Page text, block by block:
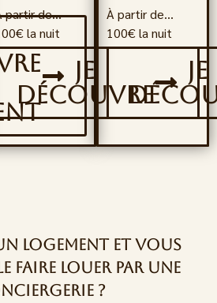
partir de…
la nuit
JE
DÉCOUVRE
À partir de…
100€ la nuit
JE
logement et vous
faire louer par une
?